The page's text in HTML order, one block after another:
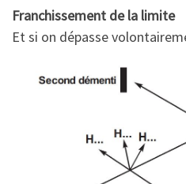
Franchissement de la limite
Et si on dépasse